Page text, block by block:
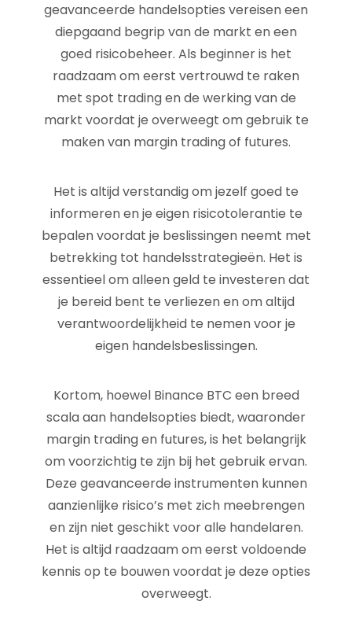
geavanceerde handelsopties vereisen een
diepgaand begrip van de markt en een
goed risicobeheer. Als beginner is het
raadzaam om eerst vertrouwd te raken
met spot trading en de werking van de
markt voordat je overweegt om gebruik te
maken van margin trading of futures.
Het is altijd verstandig om jezelf goed te
informeren en je eigen risicotolerantie te
bepalen voordat je beslissingen neemt met
betrekking tot handelsstrategieën. Het is
essentieel om alleen geld te investeren dat
je bereid bent te verliezen en om altijd
verantwoordelijkheid te nemen voor je
eigen handelsbeslissingen.
Kortom, hoewel Binance BTC een breed
scala aan handelsopties biedt, waaronder
margin trading en futures, is het belangrijk
om voorzichtig te zijn bij het gebruik ervan.
Deze geavanceerde instrumenten kunnen
aanzienlijke risico’s met zich meebrengen
en zijn niet geschikt voor alle handelaren.
Het is altijd raadzaam om eerst voldoende
kennis op te bouwen voordat je deze opties
overweegt.